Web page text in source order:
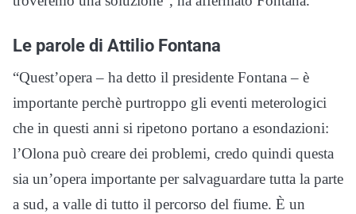
Le parole di Attilio Fontana
“Quest’opera – ha detto il presidente Fontana – è
importante perchè purtroppo gli eventi meterologici
che in questi anni si ripetono portano a esondazioni:
l’Olona può creare dei problemi, credo quindi questa
sia un’opera importante per salvaguardare tutta la parte
a sud, a valle di tutto il percorso del fiume. È un